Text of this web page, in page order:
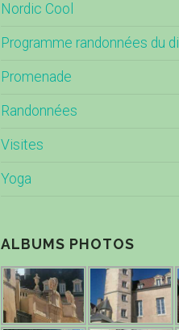
Nordic Cool
Programme randonnées du
Promenade
Randonnées
Visites
Yoga
ALBUMS PHOTOS